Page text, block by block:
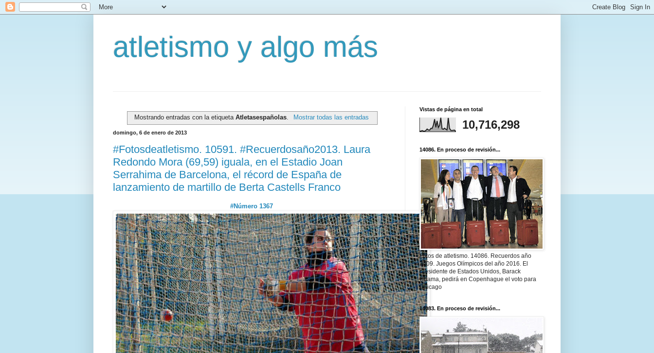
atletismo y algo más
Mostrando entradas con la etiquetaAtletasespañolas Mostrar todas las entradas
domingo, 6 de enero de 2013
#Fotosdeatletismo. 10591. #Recuerdosaño2013. Laura
Redondo Mora (69,59) iguala, en el Estadio Joan
Serrahima de Barcelona, el récord de España de
lanzamiento de martillo de Berta Castells Franco
#Número 1367
Vistas de página en total
10,716,298
14086. En proceso de revisión...
Fotos de atletismo. 14086. Recuerdos año
2009. Juegos Olímpicos del año 2016. El
presidente de Estados Unidos, Barack
Obama, pedirá en Copenhague el voto para
Chicago
14083. En proceso de revisión...